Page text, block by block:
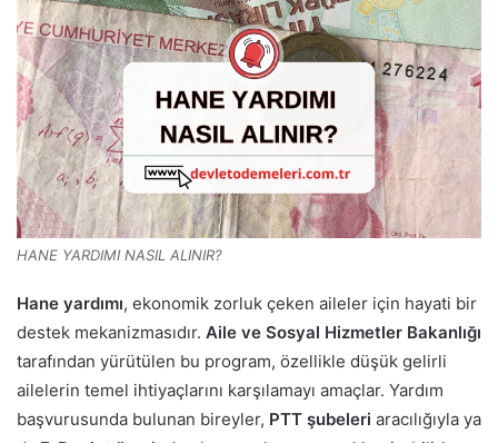
HANE YARDIMI NASIL ALINIR?
Hane yardımı, ekonomik zorluk çeken aileler için hayati bir
destek mekanizmasıdır. Aile ve Sosyal Hizmetler Bakanlığı
tarafından yürütülen bu program, özellikle düşük gelirli
ailelerin temel ihtiyaçlarını karşılamayı amaçlar. Yardım
başvurusunda bulunan bireyler, PTT şubeleri aracılığıyla ya